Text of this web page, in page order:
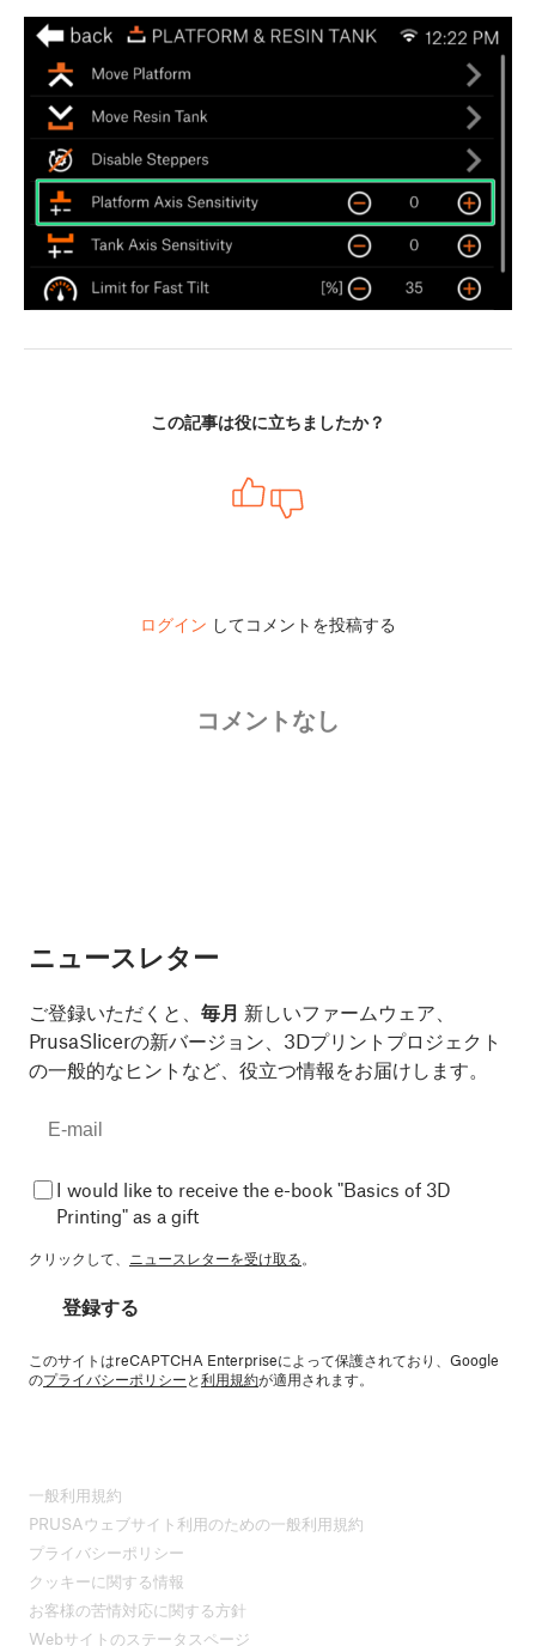
この記事は役に立ちましたか？
ログイン してコメントを投稿する
コメントなし
ニュースレター
ご登録いただくと、 毎月 新しいファームウェア、
PrusaSlicerの新バージョン、3Dプリントプロジェクト
の一般的なヒントなど、役立つ情報をお届けします。
I would like to receive the e-book "Basics of 3D
Printing" as a gift
クリックして、 ニュースレターを受け取る。
登録する
このサイトはreCAPTCHA Enterpriseによって保護されており、Google
のプライバシーポリシーと利用規約が適用されます。
一般利用規約
PRUSAウェブサイト利用のための一般利用規約
プライバシーポリシー
クッキーに関する情報
お客様の苦情対応に関する方針
Webサイトのステータスページ